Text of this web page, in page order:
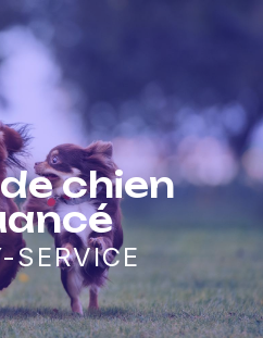
chien
SERVICE